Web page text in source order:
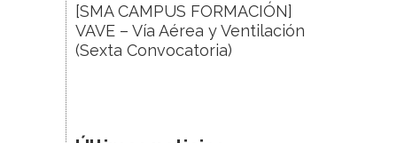
[SMA CAMPUS FORMACIÓN]
VAVE – Vía Aérea y Ventilación
(Sexta Convocatoria)